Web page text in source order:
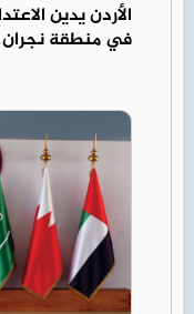
الأردن يدين
في منطقة نجران